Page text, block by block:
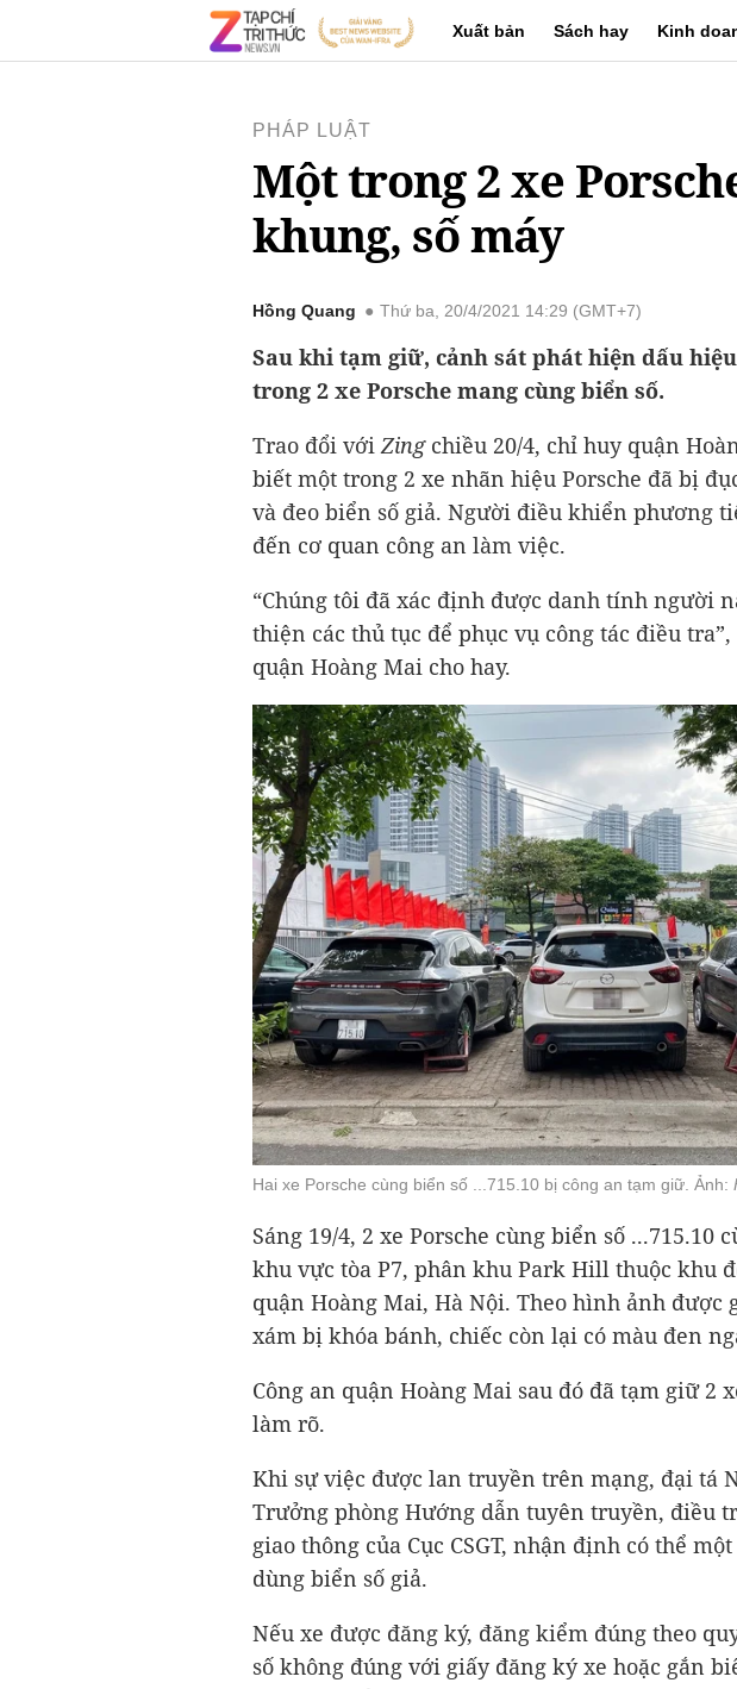
Xuất bản Sách hay Kinh
PHÁP LUẬT
Một trong 2 xe
khung, số máy
Hồng Quang Thứ ba, 20/4/2021 14:29 (GMT+7)
Sau khi tạm giữ, cảnh sát phát hiện dấu
trong 2 xe Porsche mang cùng biển số.
Trao đổi vớiZing chiều 20/4, chỉ huy quận
biết một trong 2 xe nhãn hiệu Porsche đã bị
và đeo biển số giả. Người điều khiển phương
đến cơ quan công an làm việc.
“Chúng tôi đã xác định được danh tính người
thiện các thủ tục để phục vụ công tác điều
quận Hoàng Mai cho hay.
Hai xe Porsche cùng biển số ...715.10 bị công an tạm giữ. Ảnh:
Sáng 19/4, 2 xe Porsche cùng biển số ...715.10
khu vực tòa P7, phân khu Park Hill thuộc khu
quận Hoàng Mai, Hà Nội. Theo hình ảnh được
xám bị khóa bánh, chiếc còn lại có màu đen
Công an quận Hoàng Mai sau đó đã tạm giữ 2
làm rõ.
Khi sự việc được lan truyền trên mạng, đại tá
Trưởng phòng Hướng dẫn tuyên truyền, điều
giao thông của Cục CSGT, nhận định có thể
dùng biển số giả.
Nếu xe được đăng ký, đăng kiểm đúng theo
số không đúng với giấy đăng ký xe hoặc gắn